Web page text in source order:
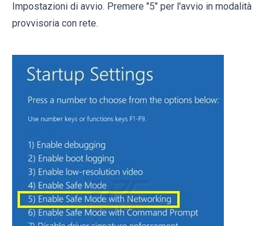
Impostazioni di avvio. Premere "5" per l'avvio in modalità
provvisoria con rete.